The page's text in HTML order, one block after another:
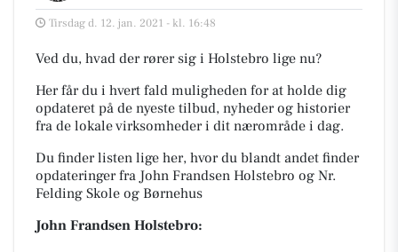
Tirsdag d. 12. jan. 2021 - kl. 16:48
Ved du, hvad der rører sig i Holstebro lige nu?
Her får du i hvert fald muligheden for at holde dig
opdateret på de nyeste tilbud, nyheder og historier
fra de lokale virksomheder i dit nærområde i dag.
Du finder listen lige her, hvor du blandt andet finder
opdateringer fra John Frandsen Holstebro og Nr.
Felding Skole og Børnehus
John Frandsen Holstebro: